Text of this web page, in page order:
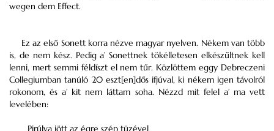
wegen dem Effect.
Ez az első Sonett korra nézve magyar nyelven. Nékem van több
is, de nem kész. Pedig a’ Sonettnek tökélletesen elkészűltnek kell
lenni, mert semmi féldíszt el nem tűr. Közlöttem eggy Debreczeni
Collegiumban tanúló 20 eszt[en]dős ifjúval, ki nékem igen távolról
rokonom, és a’ kit nem láttam soha. Nézzd mit felel a’ ma vett
levelében:
Pirúlva jött az égre szép tüzével